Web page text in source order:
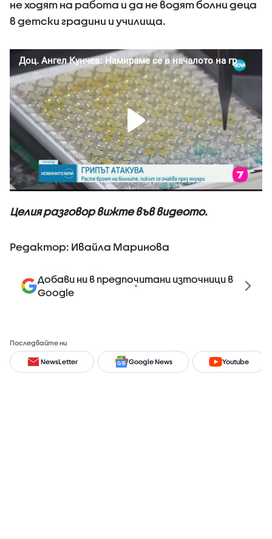
не ходят на работа и да не водят болни деца
в детски градини и училища.
Целия разговор вижте във видеото.
Редактор: Ивайла Маринова
Добави ни в предпочитани източници в
Google
Последвайте ни
NewsLetter Google News Youtube